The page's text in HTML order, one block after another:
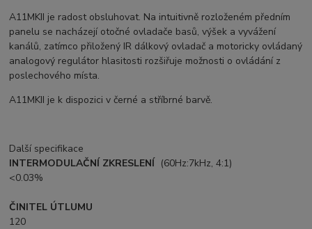
A11MKII je radost obsluhovat. Na intuitivně rozloženém předním
panelu se nacházejí otočné ovladače basů, výšek a vyvážení
kanálů, zatímco přiložený IR dálkový ovladač a motoricky ovládaný
analogový regulátor hlasitosti rozšiřuje možnosti o ovládání z
poslechového místa.
A11MKII je k dispozici v černé a stříbrné barvě.
Další specifikace
INTERMODULAČNÍ ZKRESLENÍ (60Hz:7kHz, 4:1)
<0.03%
ČINITEL ÚTLUMU
120